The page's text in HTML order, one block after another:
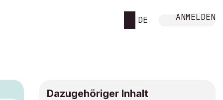
DE ANMELDEN
Dazugehöriger Inhalt